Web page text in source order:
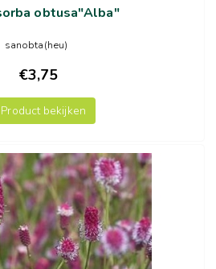
obtusa"Alba"
sanobta(heu)
€3,75
Product bekijken